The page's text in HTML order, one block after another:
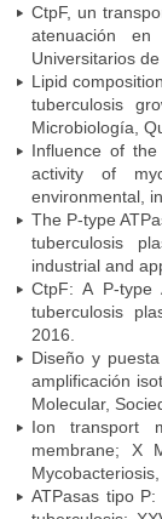
CtpF, un
atenuación
Universitarios
Lipid
tuberculosis
Microbiología,
Influence of the
activity of
environmental,
The P-type
tuberculosis
industrial and
CtpF: A P-type
tuberculosis
2016.
Diseño y
amplificación
Molecular,
Ion transport
membrane; X
ATPasas tipo